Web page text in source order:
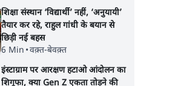
शिक्षा संस्थान ‘विद्यार्थी’ नहीं, ‘अनुयायी’
तैयार कर रहे, राहुल गांधी के बयान से
छिड़ी नई बहस
6 Min •वक़्त-बेवक़्त
इंस्टाग्राम पर आरक्षण हटाओ आंदोलन का
शिगूफा, क्या Gen Z एकता तोड़ने की